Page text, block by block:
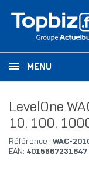
MENU
LevelOne
10, 100,
Référence : WAC-
EAN: 4015867231647